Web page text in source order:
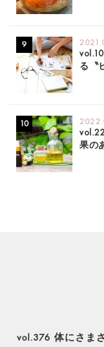
る〝
果の
vol.376 体にさま